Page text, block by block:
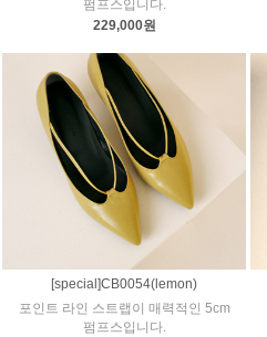
펌프스입니다.
229,000원
[special]CB0054(lemon)
포인트 라인 스트랩이 매력적인 5cm
펌프스입니다.